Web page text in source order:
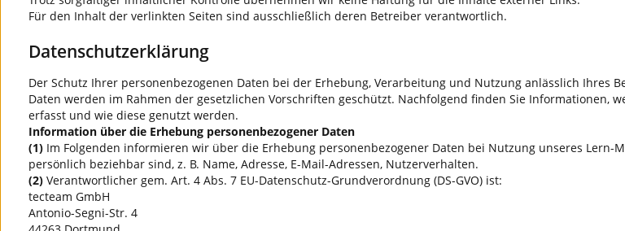
Für den Inhalt der verlinkten Seiten sind ausschließlich deren Betreiber verantwortlich.
Datenschutzerklärung
Der Schutz Ihrer personenbezogenen Daten bei der Erhebung, Verarbeitung und Nutzung anlässlich Ihres
Daten werden im Rahmen der gesetzlichen Vorschriften geschützt. Nachfolgend finden Sie Informationen,
erfasst und wie diese genutzt werden.
Information über die Erhebung personenbezogener Daten
(1) Im Folgenden informieren wir über die Erhebung personenbezogener Daten bei Nutzung unseres Lern-
persönlich beziehbar sind, z. B. Name, Adresse, E-Mail-Adressen, Nutzerverhalten.
(2) Verantwortlicher gem. Art. 4 Abs. 7 EU-Datenschutz-Grundverordnung (DS-GVO) ist:
tecteam GmbH
Antonio-Segni-Str. 4